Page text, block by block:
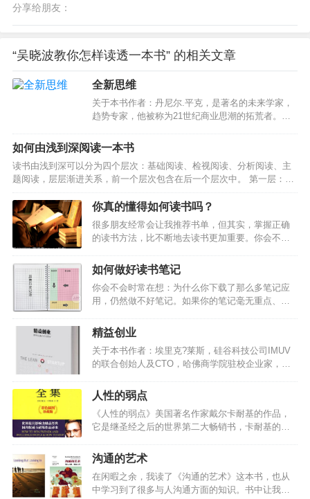
分享给朋友：
“吴晓波教你怎样读透一本书” 的相关文章
全新思维
关于本书作者：丹尼尔.平克，是著名的未来学家，
趋势专家，他被称为21世纪商业思潮的拓荒者。作
着工具越来越多样化，肢体的功能就被逐步的外包
出去了，比如汽车是我们腿的延伸，手机就是我们
感官的延伸，我们以前觉得，大脑的功能应该不会
被延伸吧，工具是没有办法代替我们思考的，这么
想大体上是没错，但是，大脑也分左右脑，现在人
工智能就是逐步在代替我们的左脑。那我们剩下什
么了，就只剩下那个善于想象，善于创造，善于图
像化思维的右脑了，于是右脑的开发程度就变成了
如何由浅到深阅读一本书
读书由浅到深可以分为四个层次：基础阅读、检视阅读、分析阅读、主
题阅读，层层渐进关系，前一个层次包含在后一个层次中。 第一层：基
础阅读 解决这本书中这个句子在说什么？”的问题。 认字，具有小学毕
业水平的读写能力，就可以完成这一阶段的阅读。 几乎可以阅读所有读
物，但不够走心”。 第二层：检视阅读 解决了这本书在谈论什么？”的问
题。 检视阅读要求阅读者在短时间内，系统化略读一本书。这不代表可
以随意翻阅，敷衍了事，迅速抓住书的重点是检视阅读的本质。…
你真的懂得如何读书吗？
很多朋友经常会让我推荐书单，但其实，掌握正确
的读书方法，比不断地去读书更加重要。你会不会
者，一直想读书，却不知道什么书适合自己？如果
你也有这样的困惑，那么，或许这套读书方法，可
以帮到你。如何破解读过就忘”的现象？单单通过阅
读进行学习，效率是极低的。原因是，我们阅读的
过程，是视觉识别文字-进入工作记忆（WM）-对文
字进行理解-识别下一段”往返循环。这个循环的时间
进入长期记忆（LTM）。所以，一口气读完一本
书，你…
如何做好读书笔记
你会不会时常在想：为什么你下载了那么多笔记应
用，仍然做不好笔记。如果你的笔记毫无重点、没
点。如果你想找回某一个关键笔记，但是却一直翻
不到。如果你重新看回一个星期或者一个月之前的
笔记，但是毫无印象，甚至脑海里很难再现当时的
内容。那么，你或许还没有掌握帮助你管理工作、
管理学习的笔记方法，那么什么样的笔记才是好笔
记呢？好的笔记不仅能让你一秒扫描出重点，还能
辑和形式上教大家如何做笔记。懒人目录这些有逻
辑的笔记法善用…
精益创业
关于本书作者：埃里克?莱斯，硅谷科技公司IMUV
的联合创始人及CTO，哈佛商学院驻校企业家，其
报》、《哈佛商业评论》、《赫芬顿邮报》等多家
媒体广泛报道。他还为多家新创企业、大型公司及
风险投资公司提供商业及产品战略方面的咨询服
务。 关于本书：《精益创业》这本书的核心理念源
于“精益生产”，它提倡企业进行“验证性学习”，先向
市场推出极简的原型产品，然后在不断地试验和学
合用户需求，灵活调整方向。如果产品不符…
人性的弱点
《人性的弱点》美国著名作家戴尔卡耐基的作品，
它是继圣经之后的世界第二大畅销书，卡耐基的一
这是一本充满幽默、充满智慧的书，它在生活中一
定会给你以启迪，使你勇敢地克服自己的弱点，发
挥自己的优点，大胆地开拓属于你自己的新生活，
对你的帮助，就会像其他千千万万个成功人士一
沟通的艺术
在闲暇之余，我读了《沟通的艺术》这本书，也从
中学习到了很多与人沟通方面的知识。书中让我们